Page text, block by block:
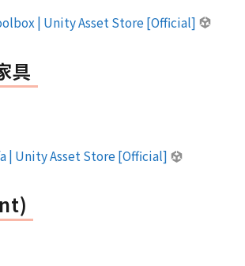
| Unity Asset Store [Official]
具
| Unity Asset Store [Official]